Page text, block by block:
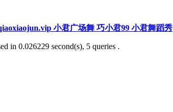
小君广场舞 巧小君99 小君舞蹈秀
in 0.026229 second(s), 5 queries .